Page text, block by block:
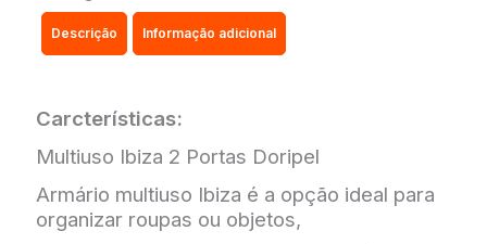
quantidade
Descrição Informação adicional
Carcterísticas:
Multiuso Ibiza 2 Portas Doripel
Armário multiuso Ibiza é a opção ideal para
organizar roupas ou objetos,